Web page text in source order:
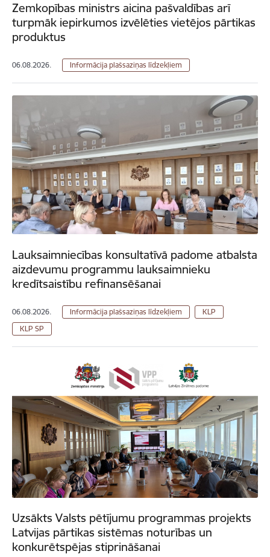
Zemkopības ministrs aicina pašvaldības arī
turpmāk iepirkumos izvēlēties vietējos pārtikas
produktus
06.08.2026. Informācija plašsaziņas līdzekļiem
Lauksaimniecības konsultatīvā padome atbalsta
aizdevumu programmu lauksaimnieku
kredītsaistību refinansēšanai
06.08.2026. Informācija plašsaziņas līdzekļiem
KLP
KLP SP
Uzsākts Valsts pētījumu programmas projekts
Latvijas pārtikas sistēmas noturības un
konkurētspējas stiprināšanai